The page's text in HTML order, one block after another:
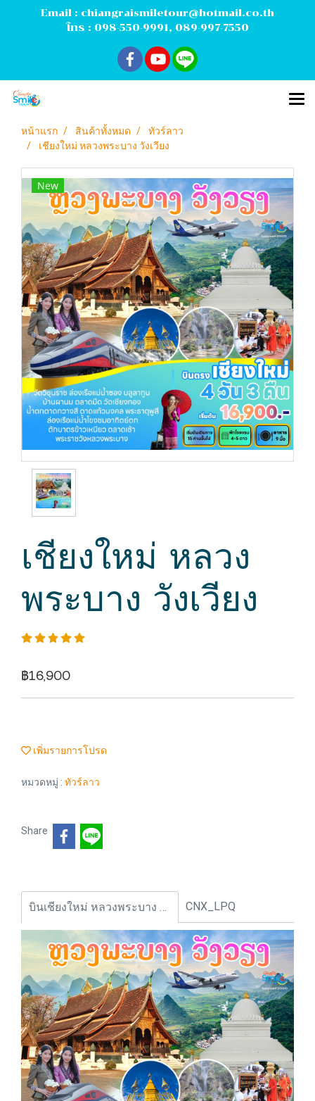
Email : chiangraismiletour@hotmail.co.th
โทร : 098-550-9991, 089-997-7550
หน้าแรก สินค้าทั้งหมด
ทัวร์ลาว
เชียงใหม่ หลวงพระบาง วังเวียง
New
เชียงใหม่ หลวง
พระบาง วังเวียง
฿16,900
เพิ่มรายการโปรด
หมวดหมู่ : ทัวร์ลาว
Share
CNX_LPQ